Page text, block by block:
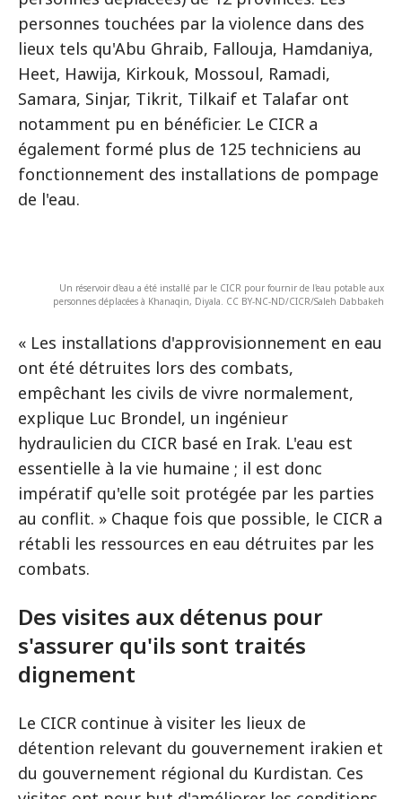
personnes touchées par la violence dans des
lieux tels qu'Abu Ghraib, Fallouja, Hamdaniya,
Heet, Hawija, Kirkouk, Mossoul, Ramadi,
Samara, Sinjar, Tikrit, Tilkaif et Talafar ont
notamment pu en bénéficier. Le CICR a
également formé plus de 125 techniciens au
fonctionnement des installations de pompage
de l'eau.
Un réservoir d'eau a été installé par le CICR pour fournir de l'eau potable aux
personnes déplacées à Khanaqin, Diyala. CC BY-NC-ND/CICR/Saleh Dabbakeh
« Les installations d'approvisionnement en eau
ont été détruites lors des combats,
empêchant les civils de vivre normalement,
explique Luc Brondel, un ingénieur
hydraulicien du CICR basé en Irak. L'eau est
essentielle à la vie humaine ; il est donc
impératif qu'elle soit protégée par les parties
au conflit. » Chaque fois que possible, le CICR a
rétabli les ressources en eau détruites par les
combats.
Des visites aux détenus pour
s'assurer qu'ils sont traités
dignement
Le CICR continue à visiter les lieux de
détention relevant du gouvernement irakien et
du gouvernement régional du Kurdistan. Ces